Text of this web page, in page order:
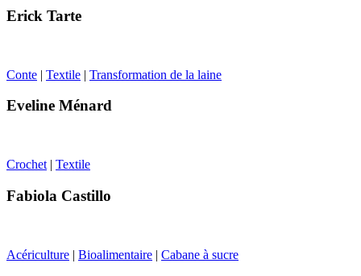
Erick Tarte
Conte | Textile | Transformation de la laine
Eveline Ménard
Crochet | Textile
Fabiola Castillo
Acériculture | Bioalimentaire | Cabane à sucre